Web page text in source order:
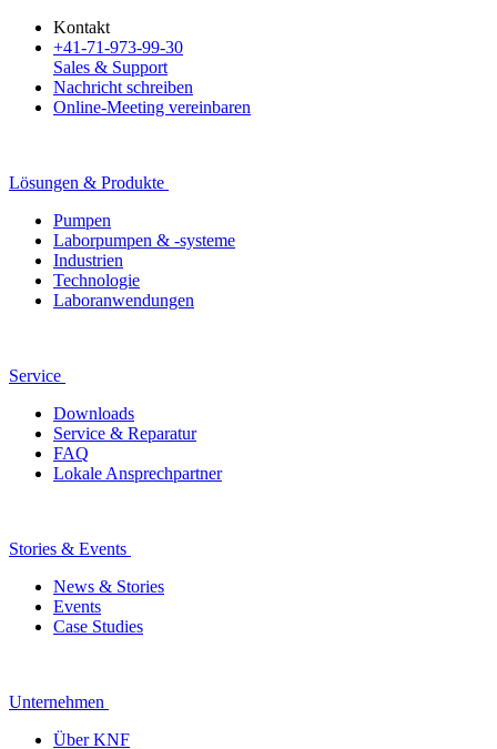
Kontakt
+41-71-973-99-30
Sales & Support
Nachricht schreiben
Online-Meeting vereinbaren
Lösungen & Produkte
Pumpen
Laborpumpen & -systeme
Industrien
Technologie
Laboranwendungen
Service
Downloads
Service & Reparatur
FAQ
Lokale Ansprechpartner
Stories & Events
News & Stories
Events
Case Studies
Unternehmen
Über KNF